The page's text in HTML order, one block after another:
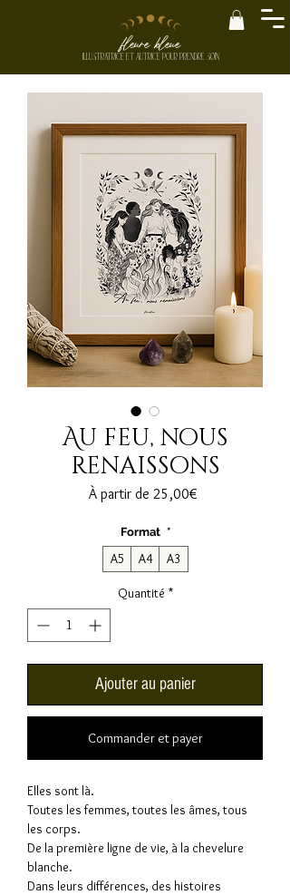
fleure bleue
ILLUSTRATRICE ET AUTRICE POUR PRENDRE SOIN
Au feu, nous
renaissons
À partir de 25,00€
Format *
A5 A4 A3
Quantité *
Ajouter au panier
Commander et payer
Elles sont là.
Toutes les femmes, toutes les âmes, tous
les corps.
De la première ligne de vie, à la chevelure
blanche.
Dans leurs différences, des histoires